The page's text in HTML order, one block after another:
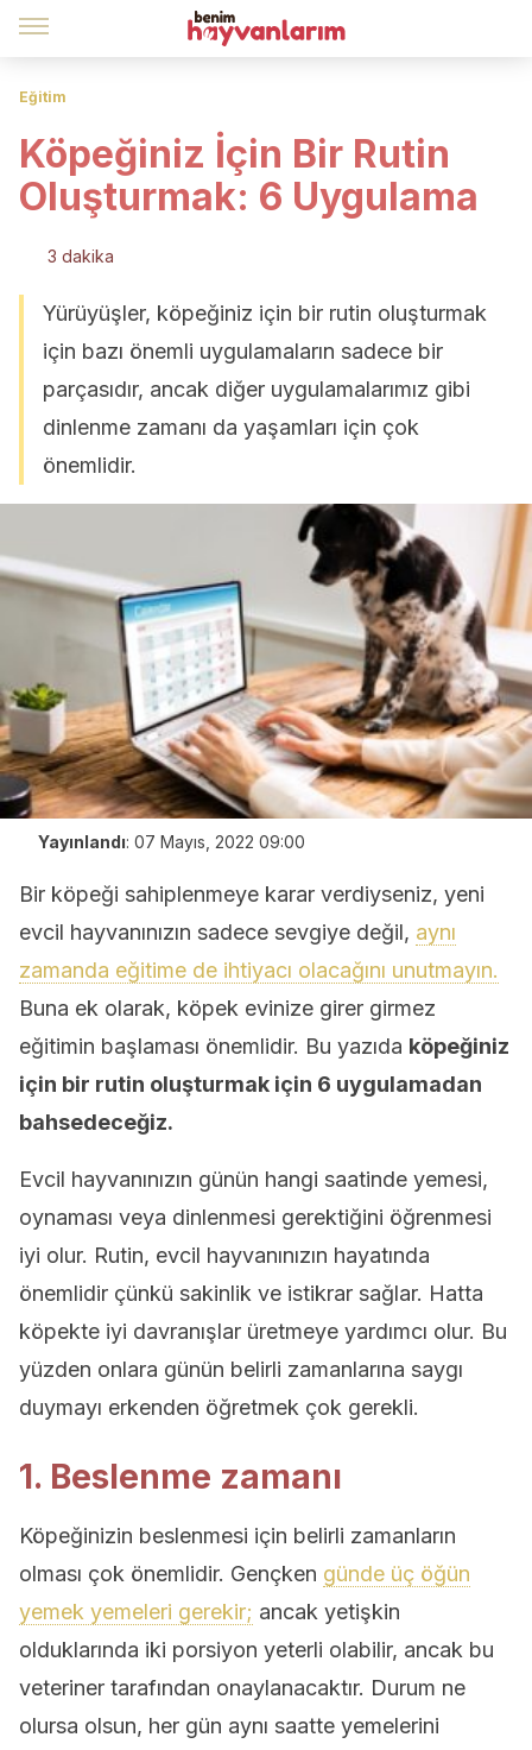
Eğitim
Köpeğiniz İçin Bir Rutin
Oluşturmak: 6 Uygulama
3 dakika
Yürüyüşler, köpeğiniz için bir rutin oluşturmak
için bazı önemli uygulamaların sadece bir
parçasıdır, ancak diğer uygulamalarımız gibi
dinlenme zamanı da yaşamları için çok
önemlidir.
Yayınlandı: 07 Mayıs, 2022 09:00
Bir köpeği sahiplenmeye karar verdiyseniz, yeni
evcil hayvanınızın sadece sevgiye değil, aynı
zamanda eğitime de ihtiyacı olacağını unutmayın.
Buna ek olarak, köpek evinize girer girmez
eğitimin başlaması önemlidir. Bu yazıda köpeğiniz
için bir rutin oluşturmak için 6 uygulamadan
bahsedeceğiz.
Evcil hayvanınızın günün hangi saatinde yemesi,
oynaması veya dinlenmesi gerektiğini öğrenmesi
iyi olur. Rutin, evcil hayvanınızın hayatında
önemlidir çünkü sakinlik ve istikrar sağlar. Hatta
köpekte iyi davranışlar üretmeye yardımcı olur. Bu
yüzden onlara günün belirli zamanlarına saygı
duymayı erkenden öğretmek çok gerekli.
1. Beslenme zamanı
Köpeğinizin beslenmesi için belirli zamanların
olması çok önemlidir. Gençken günde üç öğün
yemek yemeleri gerekir; ancak yetişkin
olduklarında iki porsiyon yeterli olabilir, ancak bu
veteriner tarafından onaylanacaktır. Durum ne
olursa olsun, her gün aynı saatte yemelerini